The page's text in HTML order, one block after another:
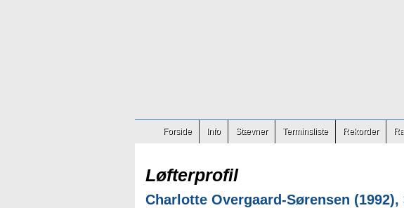
Forside Info Stævner Terminsliste Rekorder
Løfterprofil
Charlotte Overgaard-Sørensen (1992),